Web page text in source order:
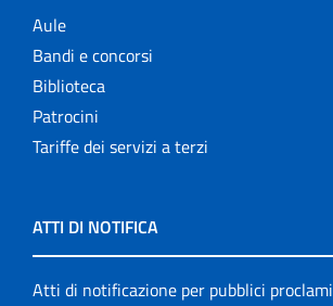
Aule
Bandi e concorsi
Biblioteca
Patrocini
Tariffe dei servizi a terzi
ATTI DI NOTIFICA
Atti di notificazione per pubblici proclami